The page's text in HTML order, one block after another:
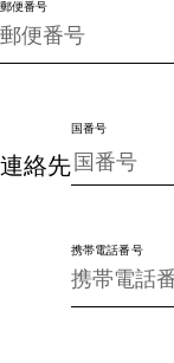
郵便番号
連絡先
国番号
携帯電話番号